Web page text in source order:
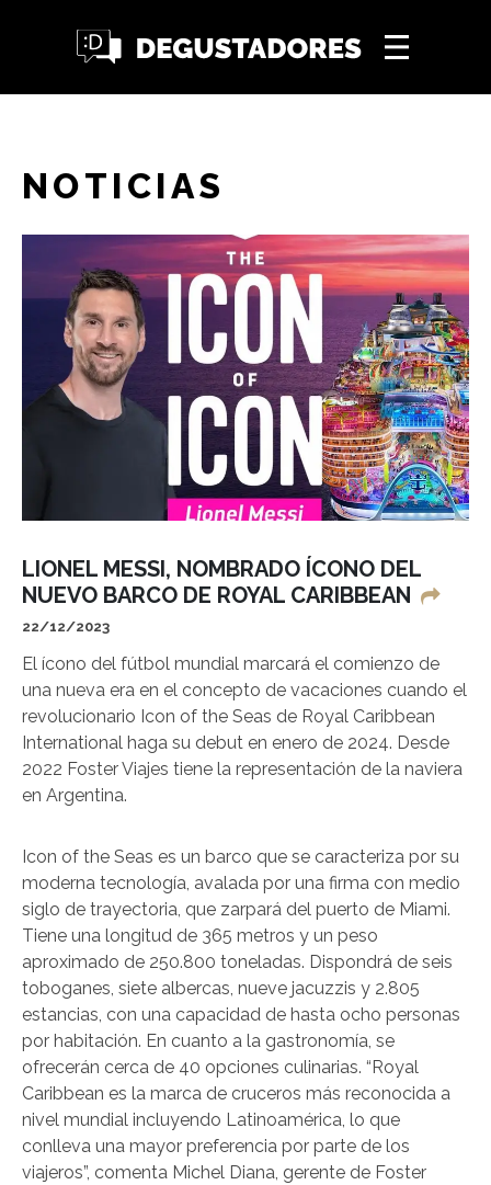
NOTICIAS
LIONEL MESSI, NOMBRADO ÍCONO DEL
NUEVO BARCO DE ROYAL CARIBBEAN
22/12/2023
El ícono del fútbol mundial marcará el comienzo de
una nueva era en el concepto de vacaciones cuando el
revolucionario Icon of the Seas de Royal Caribbean
International haga su debut en enero de 2024. Desde
2022 Foster Viajes tiene la representación de la naviera
en Argentina.
Icon of the Seas es un barco que se caracteriza por su
moderna tecnología, avalada por una firma con medio
siglo de trayectoria, que zarpará del puerto de Miami.
Tiene una longitud de 365 metros y un peso
aproximado de 250.800 toneladas. Dispondrá de seis
toboganes, siete albercas, nueve jacuzzis y 2.805
estancias, con una capacidad de hasta ocho personas
por habitación. En cuanto a la gastronomía, se
ofrecerán cerca de 40 opciones culinarias. “Royal
Caribbean es la marca de cruceros más reconocida a
nivel mundial incluyendo Latinoamérica, lo que
conlleva una mayor preferencia por parte de los
viajeros”, comenta Michel Diana, gerente de Foster